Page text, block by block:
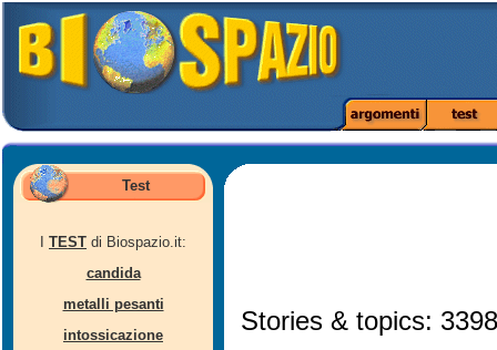
Test
TEST di Biospazio.it:
candida
metalli pesanti
intossicazione
Stories & topics: